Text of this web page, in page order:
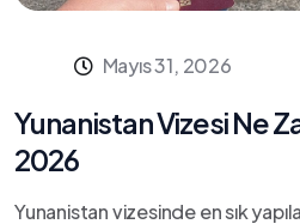
Mayıs 31, 2026
Yunanistan Vizesi Ne
2026
Yunanistan vizesinde en sık